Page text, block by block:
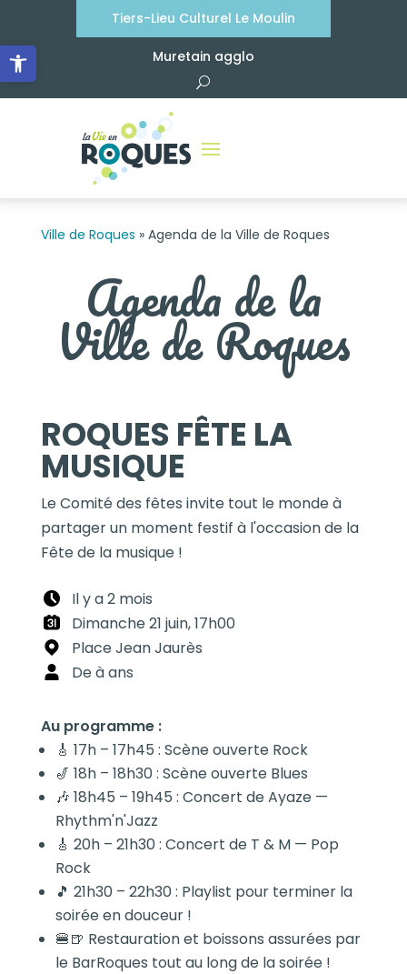
content
Ouvrir la barre d’outils
Tiers-Lieu Culturel Le Moulin
Muretain agglo
Ville de Roques » Agenda de la Ville de Roques
Agenda de la
Ville de Roques
ROQUES FÊTE LA
MUSIQUE
Le Comité des fêtes invite tout le monde à
partager un moment festif à l'occasion de la
Fête de la musique !
Il y a 2 mois
Dimanche 21 juin, 17h00
Place Jean Jaurès
De à ans
Au programme :
🎸 17h – 17h45 : Scène ouverte Rock
🎷 18h – 18h30 : Scène ouverte Blues
🎶 18h45 – 19h45 : Concert de Ayaze —
Rhythm'n'Jazz
🎸 20h – 21h30 : Concert de T & M — Pop
Rock
🎵 21h30 – 22h30 : Playlist pour terminer la
soirée en douceur !
🍔🍺 Restauration et boissons assurées par
le BarRoques tout au long de la soirée !